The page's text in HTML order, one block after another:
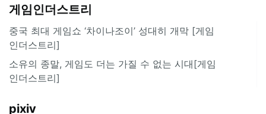
게임인더스트리
중국 최대 게임쇼 ‘차이나조이’ 성대히 개막 [게임
인더스트리]
소유의 종말, 게임도 더는 가질 수 없는 시대[게임
인더스트리]
pixiv